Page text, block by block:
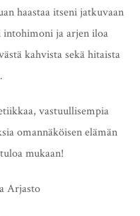
haastaa itseni jatkuvaan
intohimoni ja arjen iloa
kahvista sekä hitaista
vastuullisempia
omannäköisen elämän
mukaan!
Arjasto